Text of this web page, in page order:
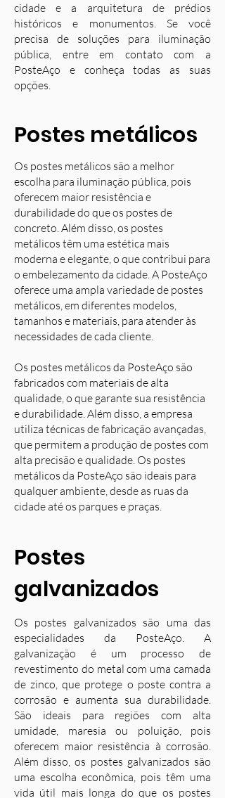
cidade e a arquitetura de prédios
históricos e monumentos. Se você
precisa de soluções para iluminação
pública, entre em contato com a
PosteAço e conheça todas as suas
opções.
Postes metálicos
Os postes metálicos são a melhor
escolha para iluminação pública, pois
oferecem maior resistência e
durabilidade do que os postes de
concreto. Além disso, os postes
metálicos têm uma estética mais
moderna e elegante, o que contribui para
o embelezamento da cidade. A PosteAço
oferece uma ampla variedade de postes
metálicos, em diferentes modelos,
tamanhos e materiais, para atender às
necessidades de cada cliente.
Os postes metálicos da PosteAço são
fabricados com materiais de alta
qualidade, o que garante sua resistência
e durabilidade. Além disso, a empresa
utiliza técnicas de fabricação avançadas,
que permitem a produção de postes com
alta precisão e qualidade. Os postes
metálicos da PosteAço são ideais para
qualquer ambiente, desde as ruas da
cidade até os parques e praças.
Postes
galvanizados
Os postes galvanizados são uma das
especialidades da PosteAço. A
galvanização é um processo de
revestimento do metal com uma camada
de zinco, que protege o poste contra a
corrosão e aumenta sua durabilidade.
São ideais para regiões com alta
umidade, maresia ou poluição, pois
oferecem maior resistência à corrosão.
Além disso, os postes galvanizados são
uma escolha econômica, pois têm uma
vida útil mais longa do que os postes